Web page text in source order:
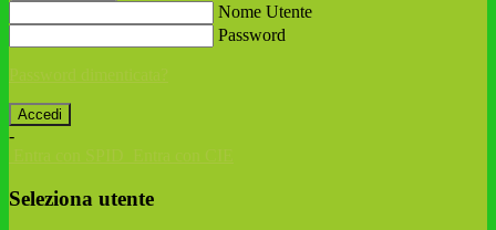
Nome Utente
Password
-
Seleziona utente